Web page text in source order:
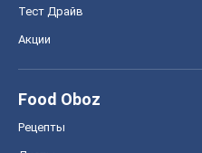
Тест Драйв
Акции
Food Oboz
Рецепты